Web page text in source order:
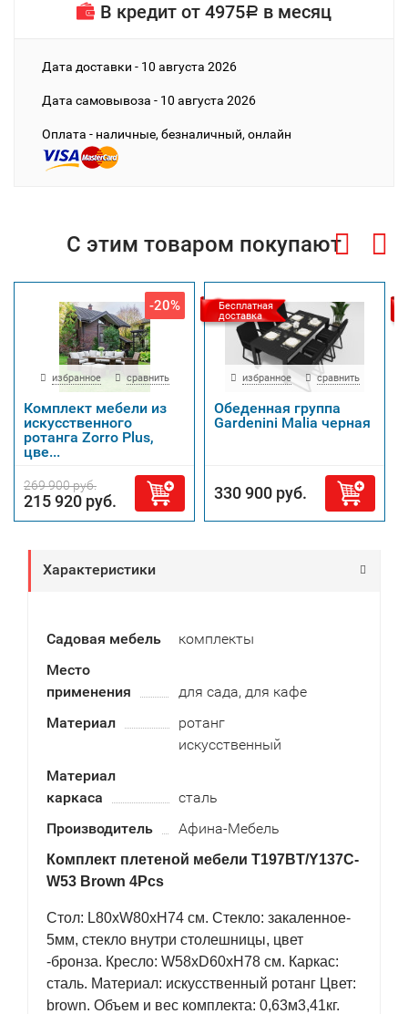
В кредит от 4975Р в месяц
Дата доставки - 10 августа 2026
Дата cамовывоза - 10 августа 2026
Оплата - наличные, безналичный, онлайн
С этим товаром покупают
-20%
избранное сравнить
Комплект мебели из
искусственного
ротанга Zorro Plus,
цве...
269 900 руб.
215 920 руб.
Бесплатная
доставка
избранное сравнить
Обеденная группа
Gardenini Malia черная
330 900 руб.
Характеристики
Садовая мебель
комплекты
Место
применения
для сада, для кафе
Материал
ротанг
искусственный
Материал
каркаса
сталь
Производитель
Афина-Мебель
Комплект плетеной мебели T197BT/Y137C-
W53 Brown 4Pcs
Стол: L80xW80xH74 см. Стекло: закаленное-
5мм, стекло внутри столешницы, цвет
-бронза. Кресло: W58xD60xH78 см. Каркас:
сталь. Материал: искусственный ротанг Цвет:
brown. Объем и вес комплекта: 0,63м3,41кг.